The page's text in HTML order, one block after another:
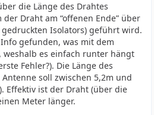
die Länge des Drahtes
Draht am “offenen Ende” über
Isolators) geführt wird.
gefunden, was mit dem
weshalb es einfach runter hängt
Fehler?). Die Länge des
soll zwischen 5,2m und
Effektiv ist der Draht (über die
Meter länger.